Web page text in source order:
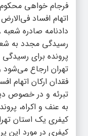
فرجام خواهی محکوم
اتهام افساد
رسیدگی مجدد به
فقدان ارکان اتهام
تبرئه و در خصوص
به عنف و اکراه،
کیفری یک استان
کیفری در مورد این